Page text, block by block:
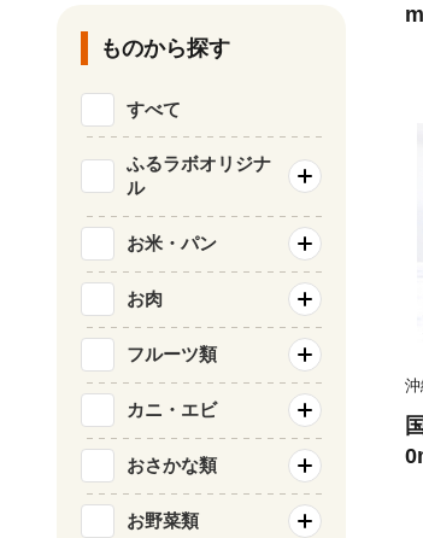
ものから探す
すべて
ふるラボオリジナ
ル
お米・パン
お肉
フルーツ類
カニ・エビ
おさかな類
お野菜類